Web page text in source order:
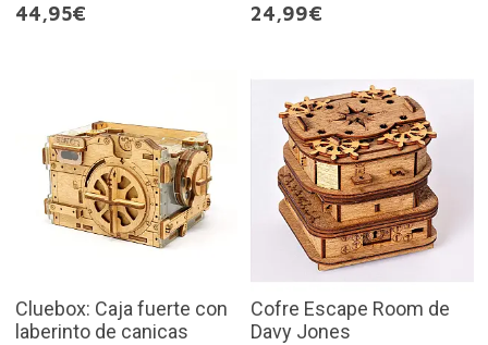
44,95€
24,99€
Cluebox: Caja fuerte con
laberinto de canicas
Cofre Escape Room de
Davy Jones